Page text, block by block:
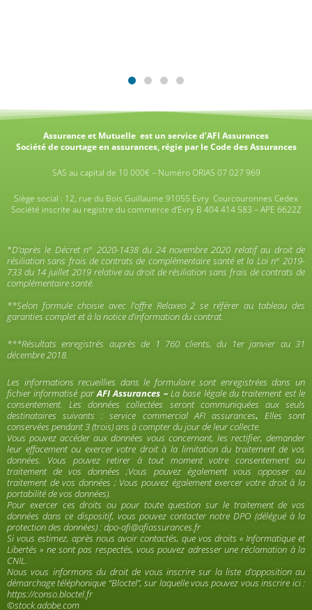
Assurance et Mutuelle est un service d’AFI Assurances
Société de courtage en assurances, régie par le Code des Assurances
SAS au capital de 10 000€ – Numéro ORIAS 07 027 969
Siège social : 12, rue du Bois Guillaume 91055 Evry Courcouronnes Cedex
Société inscrite au registre du commerce d’Evry B 404 414 583 – APE 6622Z
*D’après le Décret n° 2020-1438 du 24 novembre 2020 relatif au droit de
résiliation sans frais de contrats de complémentaire santé et la Loi n° 2019-
733 du 14 juillet 2019 relative au droit de résiliation sans frais de contrats de
complémentaire santé.
**Selon formule choisie avec l’offre Relaxeo 2 se référer au tableau des
garanties complet et à la notice d’information du contrat.
***Résultats enregistrés auprès de 1 760 clients, du 1er janvier au 31
décembre 2018.
Les informations recueillies dans le formulaire sont enregistrées dans un
fichier informatisé parAFI Assurances – La base légale du traitement est le
consentement. Les données collectées seront communiquées aux seuls
destinataires suivants : service commercial AFI assurances. Elles sont
conservées pendant 3 (trois) ans à compter du jour de leur collecte.
Vous pouvez accéder aux données vous concernant, les rectifier, demander
leur effacement ou exercer votre droit à la limitation du traitement de vos
données. Vous pouvez retirer à tout moment votre consentement au
traitement de vos données ;Vous pouvez également vous opposer au
traitement de vos données ; Vous pouvez également exercer votre droit à la
portabilité de vos données).
Pour exercer ces droits ou pour toute question sur le traitement de vos
données dans ce dispositif, vous pouvez contacter notre DPO (délégué à la
protection des données) :dpo-afi@afiassurances.fr
Si vous estimez, après nous avoir contactés, que vos droits « Informatique et
Libertés » ne sont pas respectés, vous pouvez adresser une réclamation à la
CNIL.
Nous vous informons du droit de vous inscrire sur la liste d’opposition au
démarchage téléphonique “Bloctel”, sur laquelle vous pouvez vous inscrire ici :
https://conso.bloctel.fr
©stock.adobe.com